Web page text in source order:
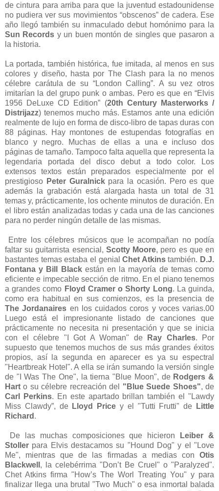
de cintura para arriba para que la juventud estadounidense
no pudiera ver sus movimientos “obscenos” de cadera. Ese
año llegó también su inmaculado debut homónimo para la
Sun Records y un buen montón de singles que pasaron a
la historia.
La portada, también histórica, fue imitada, al menos en sus
colores y diseño, hasta por The Clash para la no menos
célebre carátula de su “London Calling”. A su vez otros
imitarían la del grupo punk o ambas. Pero es que en “Elvis
1956 DeLuxe CD Edition” (20th Century Masterworks /
Distrijazz) tenemos mucho más. Estamos ante una edición
realmente de lujo en forma de disco-libro de tapas duras con
88 páginas. Hay montones de estupendas fotografías en
blanco y negro. Muchas de ellas a una e incluso dos
páginas de tamaño. Tampoco falta aquella que representa la
legendaria portada del disco debut a todo color. Los
extensos textos están preparados especialmente por el
prestigioso Peter Guralnickpara la ocasión. Pero es que
además la grabación está alargada hasta un total de 31
temas y, prácticamente, los ochente minutos de duración. En
el libro están analizadas todas y cada una de las canciones
para no perder ningún detalle de las mismas.
Entre los célebres músicos que le acompañan no podía
faltar su guitarrista esencial, Scotty Moore, pero es que en
bastantes temas estaba el genialChet Atkinstambién. D.J.
Fontana y Bill Blackestán en la mayoría de temas como
eficiente e impecable sección de ritmo. En el piano tenemos
a grandes como Floyd Cramer o Shorty Long. La guinda,
como era habitual en sus comienzos, es la presencia de
The Jordanaires en los cuidados coros y voces varias.00
Luego está el impresionante listado de canciones que
prácticamente no necesita ni presentación y que se inicia
con el célebre "I Got A Woman" de
Ray Charles. Por
supuesto que tenemos muchos de sus más grandes éxitos
propios, así la segunda en aparecer es ya su espectral
"Heartbreak Hotel". A ella se irán sumando la versión single
de "I Was The One", la tierna "Blue Moon", de Rodgers &
Harto su célebre recreación del "Blue Suede Shoes", de
Carl Perkins. En este apartado brillan también el "Lawdy
Miss Clawdy”, deLloyd Price y el "Tutti Frutti" de
Little
Richard .
De las muchas composiciones que hicieron Leiber &
Stoller para Elvis destacamos su "Hound Dog" y el "Love
Me", mientras que de las firmadas a medias con Otis
Blackwell , la celebérrima "Don’t Be Cruel" o "Paralyzed".
Chet Atkins firma "How’s The Worl Treating You" y para
finalizar llega una brutal "Two Much" o esa inmortal balada